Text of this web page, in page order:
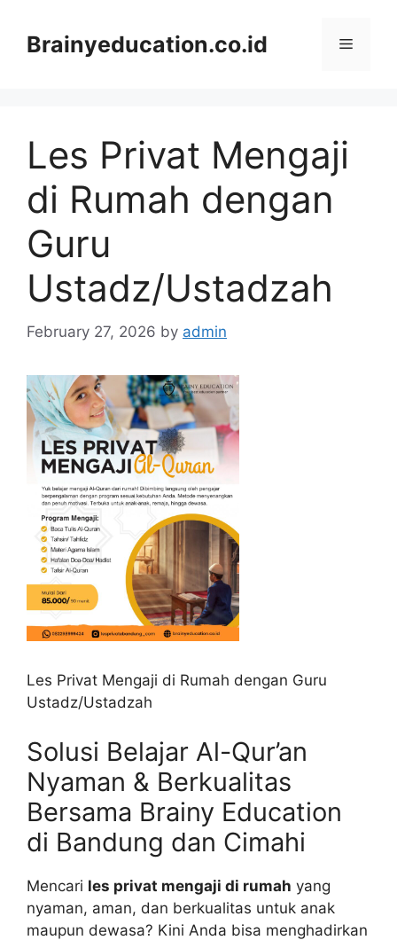
contentBrainyeducation.co.id Menu
Les Privat Mengaji
di Rumah dengan
Guru
Ustadz/Ustadzah
February 27, 2026 by admin
Les Privat Mengaji di Rumah dengan Guru
Ustadz/Ustadzah
Solusi Belajar Al-Qur’an
Nyaman & Berkualitas
Bersama Brainy Education
di Bandung dan Cimahi
Mencari les privat mengaji di rumah yang
nyaman, aman, dan berkualitas untuk anak
maupun dewasa? Kini Anda bisa menghadirkan